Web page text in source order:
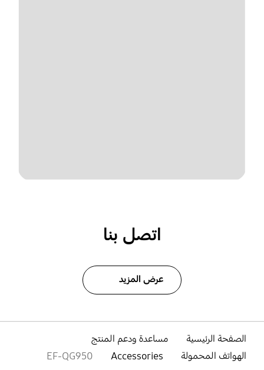
اتصل بنا
عرض المزيد
الصفحة الرئيسية
مساعدة ودعم المنتج
الهواتف المحمولة
Accessories
EF-QG950